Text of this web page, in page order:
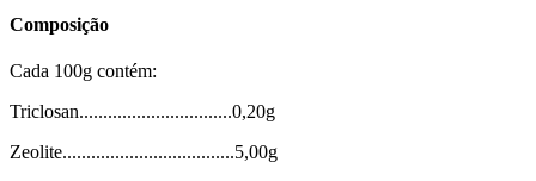
Composição
Cada 100g contém:
Triclosan................................0,20g
Zeolite....................................5,00g